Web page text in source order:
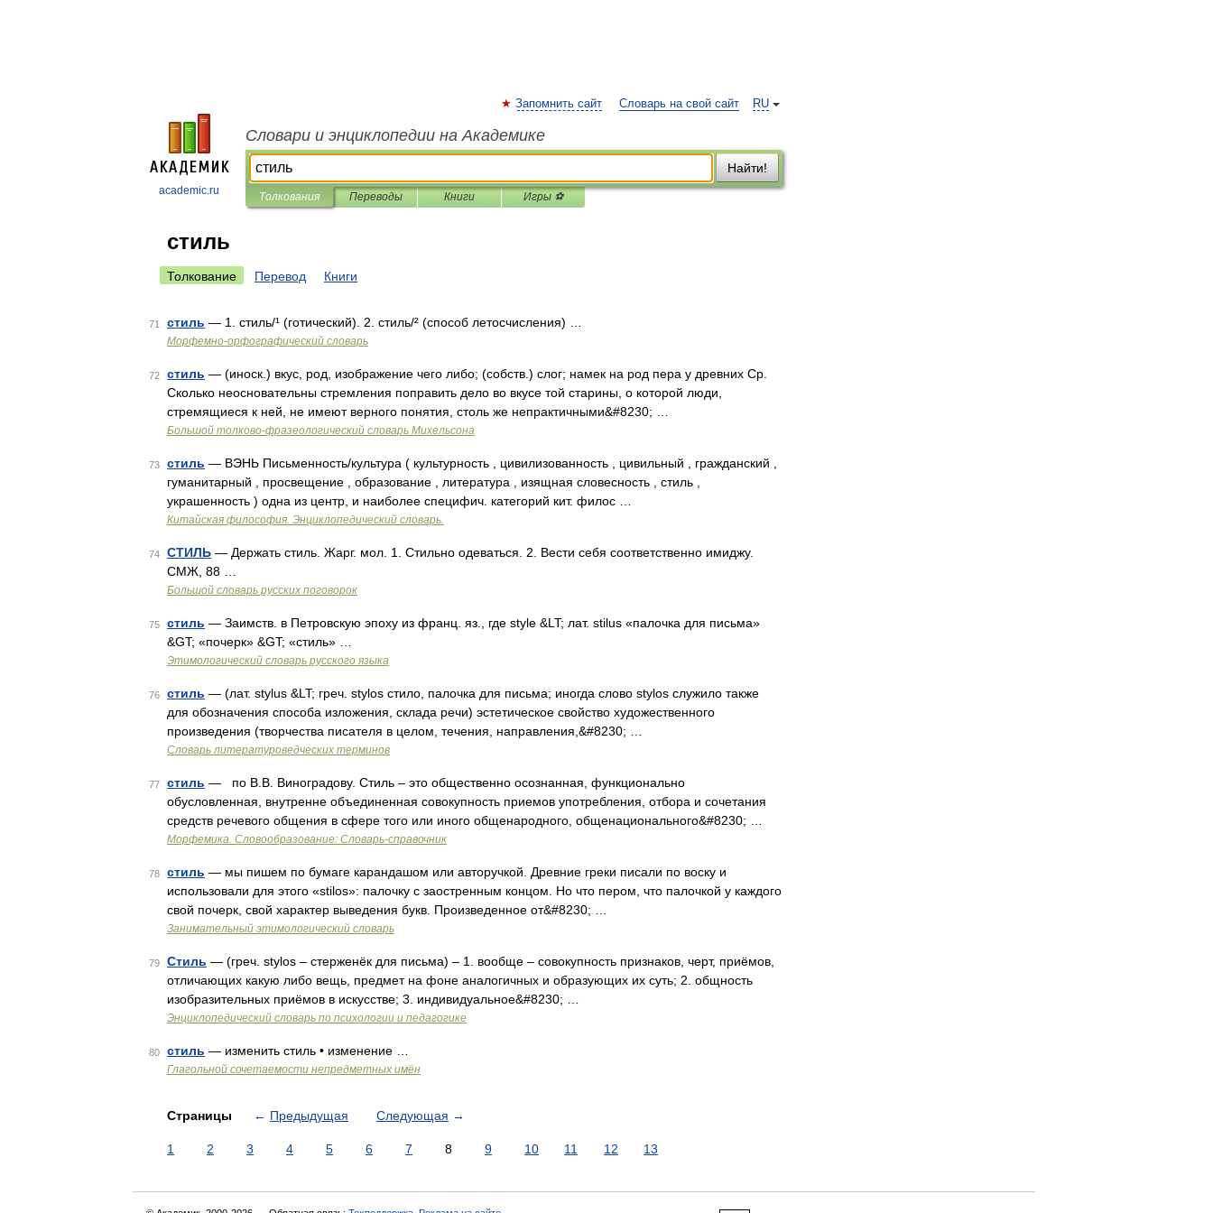
academic.ru
RU
Запомнить сайт Словарь на свой сайт
Словари и энциклопедии на Академике
Найти!
Толкования Переводы Книги Игры ⚽
стиль
Толкование Перевод Книги
71 стиль — 1. стиль/¹ (готический). 2. стиль/² (способ летосчисления) …
Морфемно-орфографический словарь
72 стиль — (иноск.) вкус, род, изображение чего либо; (собств.) слог; намек на род пера у древних Ср.
Сколько неосновательны стремления поправить дело во вкусе той старины, о которой люди,
стремящиеся к ней, не имеют верного понятия, столь же непрактичными&#8230; …
Большой толково-фразеологический словарь Михельсона
73 стиль — ВЭНЬ Письменность/культура ( культурность , цивилизованность , цивильный , гражданский ,
гуманитарный , просвещение , образование , литература , изящная словесность , стиль ,
украшенность ) одна из центр, и наиболее специфич. категорий кит. филос …
Китайская философия. Энциклопедический словарь.
74 СТИЛЬ — Держать стиль. Жарг. мол. 1. Стильно одеваться. 2. Вести себя соответственно имиджу.
СМЖ, 88 …
Большой словарь русских поговорок
75 стиль — Заимств. в Петровскую эпоху из франц. яз., где style &LT; лат. stilus «палочка для письма»
&GT; «почерк» &GT; «стиль» …
Этимологический словарь русского языка
76 стиль — (лат. stylus &LT; греч. stylos стило, палочка для письма; иногда слово stylos служило также
для обозначения способа изложения, склада речи) эстетическое свойство художественного
произведения (творчества писателя в целом, течения, направления,&#8230; …
Словарь литературоведческих терминов
77 стиль — по В.В. Виноградову. Стиль – это общественно осознанная, функционально
обусловленная, внутренне объединенная совокупность приемов употребления, отбора и сочетания
средств речевого общения в сфере того или иного общенародного, общенационального&#8230; …
Морфемика. Словообразование: Словарь-справочник
78 стиль — мы пишем по бумаге карандашом или авторучкой. Древние греки писали по воску и
использовали для этого «stilos»: палочку с заостренным концом. Но что пером, что палочкой у каждого
свой почерк, свой характер выведения букв. Произведенное от&#8230; …
Занимательный этимологический словарь
79 Стиль — (греч. stylos – стерженёк для письма) – 1. вообще – совокупность признаков, черт, приёмов,
отличающих какую либо вещь, предмет на фоне аналогичных и образующих их суть; 2. общность
изобразительных приёмов в искусстве; 3. индивидуальное&#8230; …
Энциклопедический словарь по психологии и педагогике
80 стиль — изменить стиль • изменение …
Глагольной сочетаемости непредметных имён
Страницы ← Предыдущая Следующая →
1 2 3 4 5 6 7 8 9 10 11 12 13